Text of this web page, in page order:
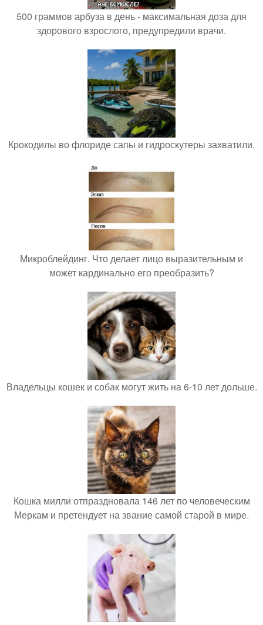
500 граммов арбуза в день - максимальная доза для
здорового взрослого, предупредили врачи.
Крокодилы во флориде сапы и гидроскутеры захватили.
Микроблейдинг. Что делает лицо выразительным и
может кардинально его преобразить?
Владельцы кошек и собак могут жить на 6-10 лет дольше.
Кошка милли отпраздновала 146 лет по человеческим
Меркам и претендует на звание самой старой в мире.